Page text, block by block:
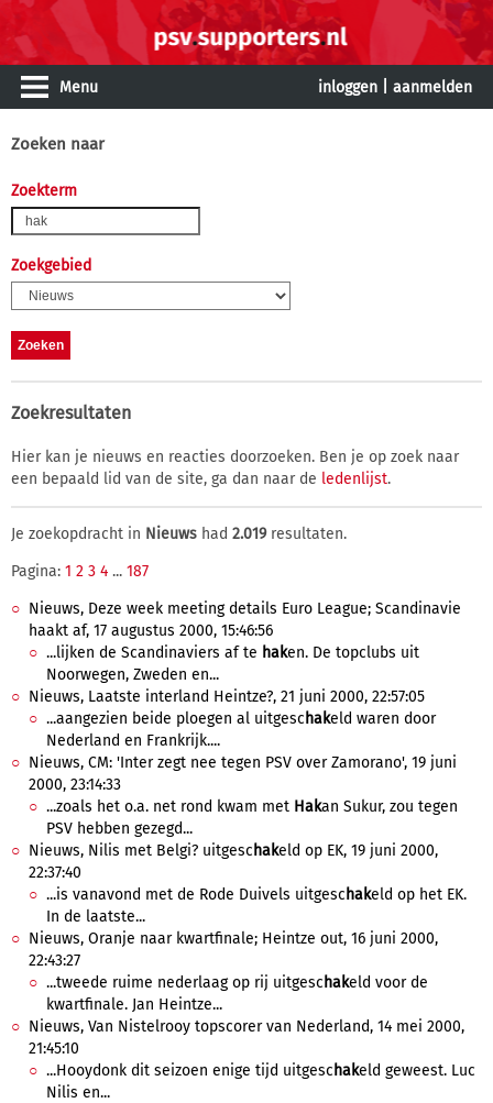
Menu inloggen aanmelden
Zoeken naar
Zoekterm
Zoekgebied
Zoekresultaten
Hier kan je nieuws en reacties doorzoeken. Ben je op zoek naar
een bepaald lid van de site, ga dan naar de ledenlijst.
Je zoekopdracht in Nieuws had 2.019resultaten.
Pagina: 1 2 3 4 ... 187
Nieuws, Deze week meeting details Euro League; Scandinavie
haakt af, 17 augustus 2000, 15:46:56
...lijken de Scandinaviers af te haken. De topclubs uit
Noorwegen, Zweden en...
Nieuws, Laatste interland Heintze?, 21 juni 2000, 22:57:05
...aangezien beide ploegen al uitgesc hakeld waren door
Nederland en Frankrijk....
Nieuws, CM: 'Inter zegt nee tegen PSV over Zamorano', 19 juni
2000, 23:14:33
...zoals het o.a. net rond kwam met Hakan Sukur, zou tegen
PSV hebben gezegd...
Nieuws, Nilis met Belgi? uitgesc hakeld op EK, 19 juni 2000,
22:37:40
...is vanavond met de Rode Duivels uitgesc hakeld op het EK.
In de laatste...
Nieuws, Oranje naar kwartfinale; Heintze out, 16 juni 2000,
22:43:27
...tweede ruime nederlaag op rij uitgesc hakeld voor de
kwartfinale. Jan Heintze...
Nieuws, Van Nistelrooy topscorer van Nederland, 14 mei 2000,
21:45:10
...Hooydonk dit seizoen enige tijd uitgesc hakeld geweest. Luc
Nilis en...